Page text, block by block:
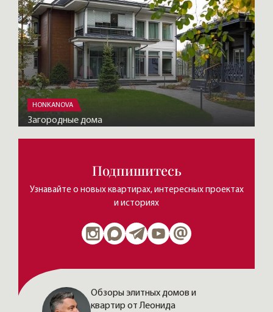
HONKANOVA
Загородные дома
Подпишитесь
Узнавайте о новых квартирах, интересных проектах
и историях
Обзоры элитных домов и
квартир от Леонида